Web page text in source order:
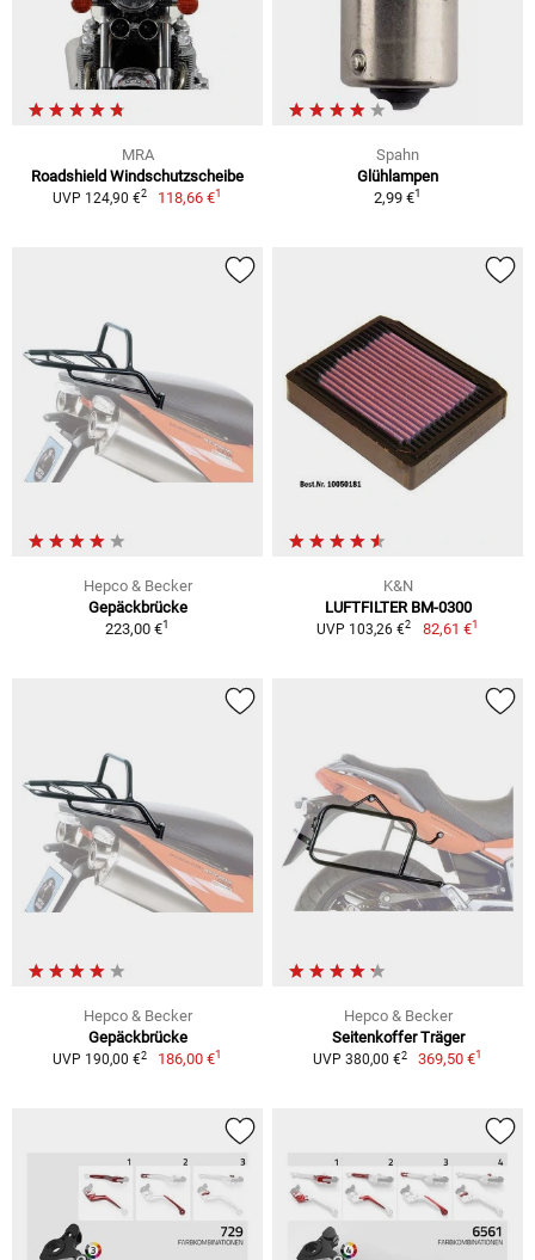
MRA
Roadshield Windschutzscheibe
UVP 124,90 €2 118,66 €1
Spahn
Glühlampen
2,99 €1
Hepco & Becker
Gepäckbrücke
223,00 €1
K&N
LUFTFILTER BM-0300
UVP 103,26 €2 82,61 €1
Hepco & Becker
Gepäckbrücke
UVP 190,00 €2 186,00 €1
Hepco & Becker
Seitenkoffer Träger
UVP 380,00 €2 369,50 €1